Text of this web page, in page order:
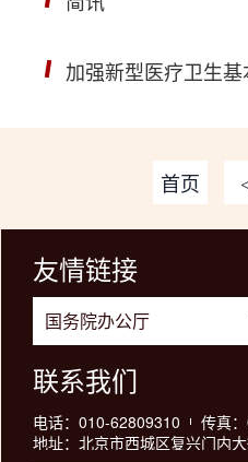
加强新型医疗卫生
首页
友情链接
联系我们
电话：010-62809310
传真
地址：北京市西城区复兴门内